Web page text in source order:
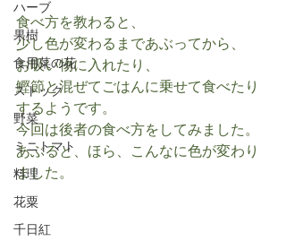
ハーブ
果樹
食用菜の花
ストック
野菜
ミニトマト
料理
花粟
千日紅
食べ方を教わると、
少し色が変わるまであぶってから、
お吸い物に入れたり、
鰹節と混ぜてごはんに乗せて食べたり
するようです。
今回は後者の食べ方をしてみました。
あぶると、ほら、こんなに色が変わり
ました。